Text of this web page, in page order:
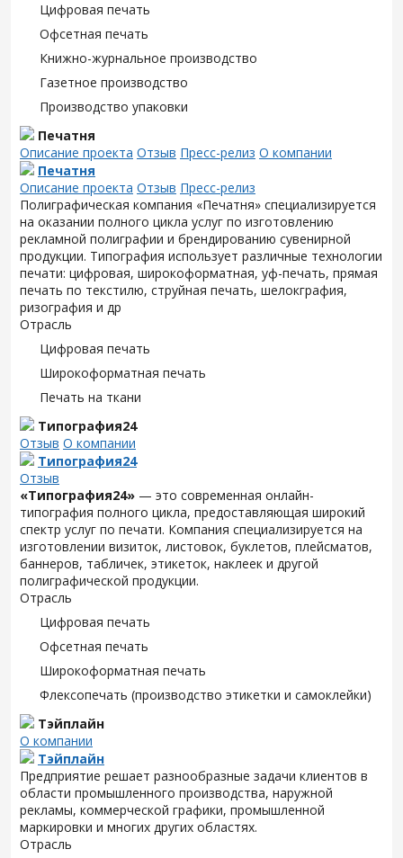
Цифровая печать
Офсетная печать
Книжно-журнальное производство
Газетное производство
Производство упаковки
Печатня
Описание проекта Отзыв Пресс-релиз О компании
Печатня
Описание проекта Отзыв Пресс-релиз
Полиграфическая компания «Печатня» специализируется
на оказании полного цикла услуг по изготовлению
рекламной полиграфии и брендированию сувенирной
продукции. Типография использует различные технологии
печати: цифровая, широкоформатная, уф-печать, прямая
печать по текстилю, струйная печать, шелокграфия,
ризография и др
Отрасль
Цифровая печать
Широкоформатная печать
Печать на ткани
Типография24
Отзыв О компании
Типография24
Отзыв
«Типография24» — это современная онлайн-
типография полного цикла, предоставляющая широкий
спектр услуг по печати. Компания специализируется на
изготовлении визиток, листовок, буклетов, плейсматов,
баннеров, табличек, этикеток, наклеек и другой
полиграфической продукции.
Отрасль
Цифровая печать
Офсетная печать
Широкоформатная печать
Флексопечать (производство этикетки и самоклейки)
Тэйплайн
О компании
Тэйплайн
Предприятие решает разнообразные задачи клиентов в
области промышленного производства, наружной
рекламы, коммерческой графики, промышленной
маркировки и многих других областях.
Отрасль